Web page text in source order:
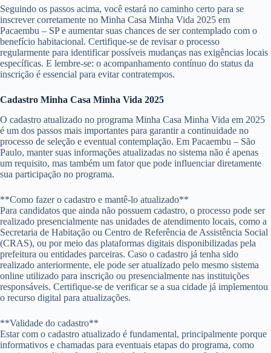
Seguindo os passos acima, você estará no caminho certo para se
inscrever corretamente no Minha Casa Minha Vida 2025 em
Pacaembu – SP e aumentar suas chances de ser contemplado com o
benefício habitacional. Certifique-se de revisar o processo
regularmente para identificar possíveis mudanças nas exigências locais
específicas. E lembre-se: o acompanhamento contínuo do status da
inscrição é essencial para evitar contratempos.
Cadastro Minha Casa Minha Vida 2025
O cadastro atualizado no programa Minha Casa Minha Vida em 2025
é um dos passos mais importantes para garantir a continuidade no
processo de seleção e eventual contemplação. Em Pacaembu – São
Paulo, manter suas informações atualizadas no sistema não é apenas
um requisito, mas também um fator que pode influenciar diretamente
sua participação no programa.
**Como fazer o cadastro e mantê-lo atualizado**
Para candidatos que ainda não possuem cadastro, o processo pode ser
realizado presencialmente nas unidades de atendimento locais, como a
Secretaria de Habitação ou Centro de Referência de Assistência Social
(CRAS), ou por meio das plataformas digitais disponibilizadas pela
prefeitura ou entidades parceiras. Caso o cadastro já tenha sido
realizado anteriormente, ele pode ser atualizado pelo mesmo sistema
online utilizado para inscrição ou presencialmente nas instituições
responsáveis. Certifique-se de verificar se a sua cidade já implementou
o recurso digital para atualizações.
**Validade do cadastro**
Estar com o cadastro atualizado é fundamental, principalmente porque
informativos e chamadas para eventuais etapas do programa, como